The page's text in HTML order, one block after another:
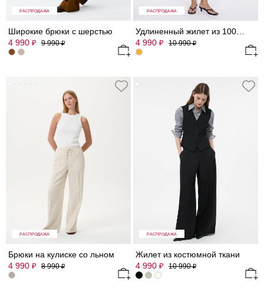
РАСПРОДАЖА
Широкие брюки с шерстью
4 990 ₽ 9 990₽
РАСПРОДАЖА
Удлиненный жилет из 100% льна
4 990 ₽ 10 990₽
РАСПРОДАЖА
Брюки на кулиске со льном
4 990 ₽ 8 990₽
РАСПРОДАЖА
Жилет из костюмной ткани
4 990 ₽ 10 990₽